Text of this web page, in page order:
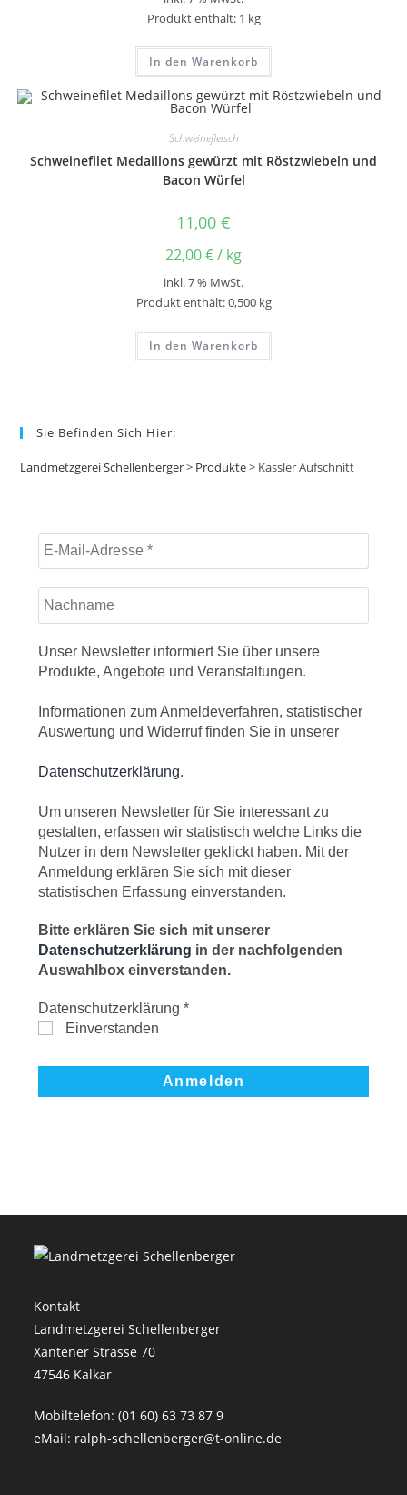
Produkt enthält: 1 kg
In den Warenkorb
Schweinefleisch
Schweinefilet Medaillons gewürzt mit Röstzwiebeln und
Bacon Würfel
11,00 €
22,00€/ kg
inkl. 7 % MwSt.
Produkt enthält: 0,500 kg
In den Warenkorb
Sie Befinden Sich Hier:
Landmetzgerei Schellenberger> Produkte> Kassler Aufschnitt
Unser Newsletter informiert Sie über unsere
Produkte, Angebote und Veranstaltungen.
Informationen zum Anmeldeverfahren, statistischer
Auswertung und Widerruf finden Sie in unserer
Datenschutzerklärung.
Um unseren Newsletter für Sie interessant zu
gestalten, erfassen wir statistisch welche Links die
Nutzer in dem Newsletter geklickt haben. Mit der
Anmeldung erklären Sie sich mit dieser
statistischen Erfassung einverstanden.
Bitte erklären Sie sich mit unserer
Datenschutzerklärung in der nachfolgenden
Auswahlbox einverstanden.
Datenschutzerklärung*
Einverstanden
Kontakt
Landmetzgerei Schellenberger
Xantener Strasse 70
47546 Kalkar
Mobiltelefon: (01 60) 63 73 87 9
eMail: ralph-schellenberger@t-online.de